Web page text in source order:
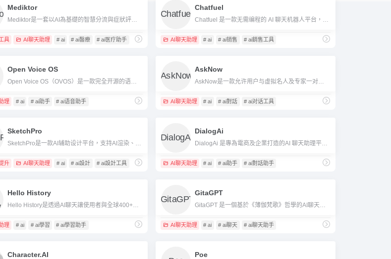
Mediktor
Mediktor是一套以AI為基礎的智慧分流與症狀評估平台，可協助使用者自助判斷症狀、獲得初步診斷建議，並被全球醫醫療體系和保險公司廣泛應用。
具 AI聊天助理 # ai # ai醫療 # ai医疗助手
Chatfuel
AI聊天助理 # ai # ai销售 # ai銷售工具
Open Voice OS
Open Voice OS（OVOS）是一款完全开源的语音AI操作系统平台，支持多设备部署、自由定制，强调隐私、安全和社区驱动。
理 # ai # ai助手 # ai语音助手
AskNow
AI聊天助理 # ai # ai對話 # ai对话工具
SketchPro
升 AI聊天助理 # ai # ai設計 # ai設計工具
DialogAi
AI聊天助理 # ai # ai助手 # ai對話助手
Hello History
Hello History是透過AI聊天讓使用者與全球400+歷史人物對話的創新教育平台，適合教學、學科跨界、展覽體驗與興趣學習。
理 # ai # ai學習 # ai學習助手
GitaGPT
AI聊天助理 # ai # ai聊天 # ai聊天助手
Character.AI Poe